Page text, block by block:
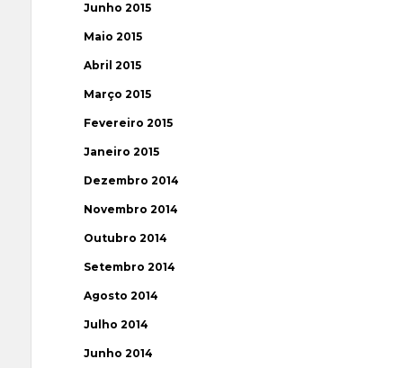
Junho 2015
Maio 2015
Abril 2015
Março 2015
Fevereiro 2015
Janeiro 2015
Dezembro 2014
Novembro 2014
Outubro 2014
Setembro 2014
Agosto 2014
Julho 2014
Junho 2014